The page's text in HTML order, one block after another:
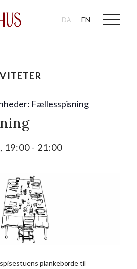
DA EN
Fællesspisning
19:00- 21:00
plankeborde til